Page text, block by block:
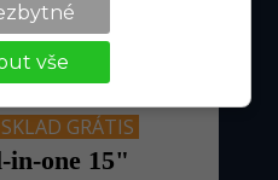
SKLAD GRÁTIS
in-one 15"
vše